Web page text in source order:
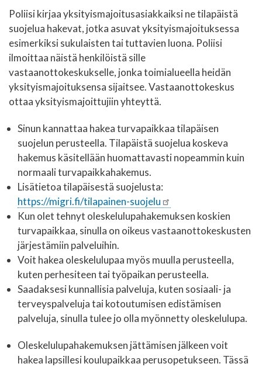
Poliisi kirjaa yksityismajoitusasiakkaiksi ne tilapäistä
suojelua hakevat, jotka asuvat yksityismajoituksessa
esimerkiksi sukulaisten tai tuttavien luona. Poliisi
ilmoittaa näistä henkilöistä sille
vastaanottokeskukselle, jonka toimialueella heidän
yksityismajoituksensa sijaitsee. Vastaanottokeskus
ottaa yksityismajoittujiin yhteyttä.
Sinun kannattaa hakea turvapaikkaa tilapäisen
suojelun perusteella. Tilapäistä suojelua koskeva
hakemus käsitellään huomattavasti nopeammin kuin
normaali turvapaikkahakemus.
Lisätietoa tilapäisestä suojelusta:
https://migri.fi/tilapainen-suojelu
Kun olet tehnyt oleskelulupahakemuksen koskien
turvapaikkaa, sinulla on oikeus vastaanottokeskusten
järjestämiin palveluihin.
Voit hakea oleskelulupaa myös muulla perusteella,
kuten perhesiteen tai työpaikan perusteella.
Saadaksesi kunnallisia palveluja, kuten sosiaali- ja
terveyspalveluja tai kotoutumisen edistämisen
palveluja, sinulla tulee jo olla myönnetty oleskelulupa.
Oleskelulupahakemuksen jättämisen jälkeen voit
hakea lapsillesi koulupaikkaa perusopetukseen. Tässä